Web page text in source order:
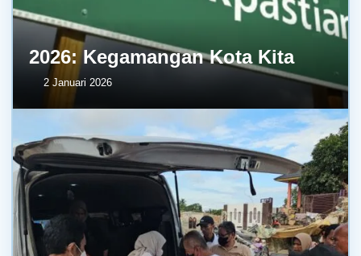
2026: Kegamangan Kota Kita
2 Januari 2026